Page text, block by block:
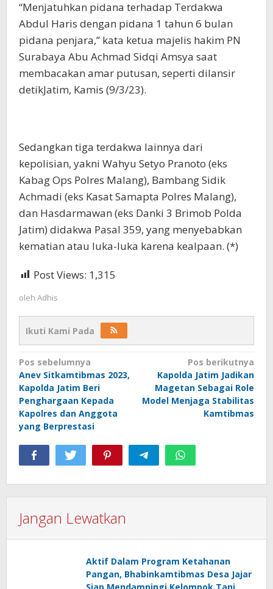
“Menjatuhkan pidana terhadap Terdakwa
Abdul Haris dengan pidana 1 tahun 6 bulan
pidana penjara,” kata ketua majelis hakim PN
Surabaya Abu Achmad Sidqi Amsya saat
membacakan amar putusan, seperti dilansir
detikJatim, Kamis (9/3/23).
Sedangkan tiga terdakwa lainnya dari
kepolisian, yakni Wahyu Setyo Pranoto (eks
Kabag Ops Polres Malang), Bambang Sidik
Achmadi (eks Kasat Samapta Polres Malang),
dan Hasdarmawan (eks Danki 3 Brimob Polda
Jatim) didakwa Pasal 359, yang menyebabkan
kematian atau luka-luka karena kealpaan. (*)
Post Views: 1,315
oleh Adhis
Ikuti Kami Pada
Navigasi
pos
Pos sebelumnya
Anev Sitkamtibmas 2023,
Kapolda Jatim Beri
Penghargaan Kepada
Kapolres dan Anggota
yang Berprestasi
Pos berikutnya
Kapolda Jatim Jadikan
Magetan Sebagai Role
Model Menjaga Stabilitas
Kamtibmas
Jangan Lewatkan
Aktif Dalam Program Ketahanan
Pangan, Bhabinkamtibmas Desa Jajar